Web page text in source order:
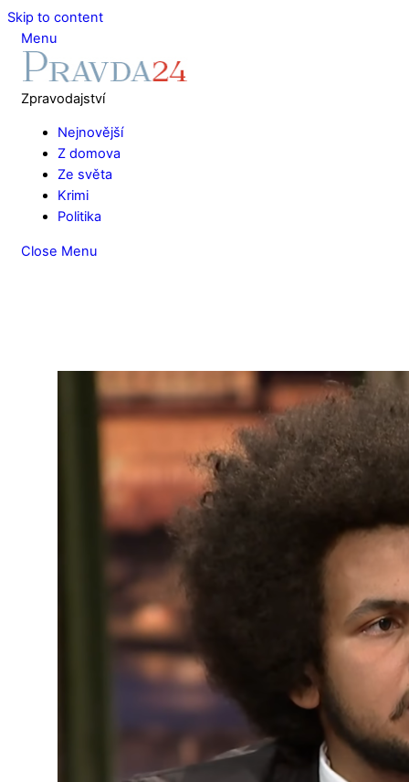
Skip to content
Menu
Zpravodajství
Nejnovější
Z domova
Ze světa
Krimi
Politika
Close Menu